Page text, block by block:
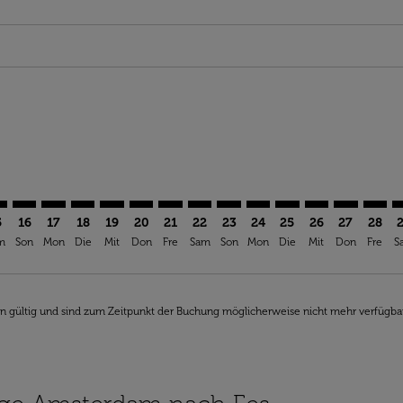
Von EUR 641,38
2026: Von EUR 667,38
disclaimer. Angebote finden
offers-disclaimer. Angebote finden
offers-disclaimer. Angebote finden
view-offers-disclaimer. Angebote finden
cmp-view-offers-disclaimer. Angebote finden
cmp-view-offers-disclaimer. Angebote finden
AMS–FEZ: cmp-view-offers-disclaimer. Angebote finden
16
Son
AMS–FEZ: cmp-view-offers-disclaimer. Angebote
17
Mon
AMS–FEZ: cmp-view-offers-disclaimer. Angebote
18
Die
AMS–FEZ: cmp-view-offers-disclaimer.
19
Mit
AMS–FEZ: cmp-view-offers-disclaimer.
20
Don
AMS–FEZ: cmp-view-offers-
21
Fre
AMS–FEZ: cmp-view-offers-
22
Sam
AMS–FEZ: cmp-view-
23
Son
AMS–FEZ: cmp-view-
24
Mon
AMS–FEZ: cmp-
25
Die
AMS–FEZ:
26
Mit
27
Don
28
Fre
und sind zum Zeitpunkt der Buchung möglicherweise nicht mehr